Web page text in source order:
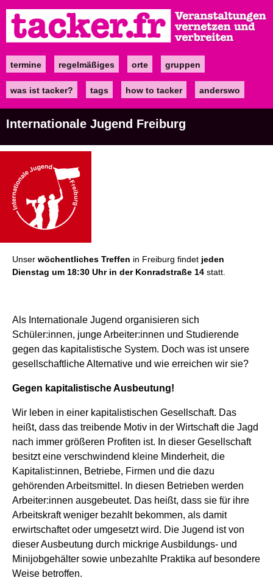
zum
Inhalt
Maintermine regelmäßiges orte gruppen
was ist tacker? tags how to tacker anderswo
Internationale Jugend Freiburg
Unser wöchentliches Treffen in Freiburg findet jeden
Dienstag um 18:30 Uhr in der Konradstraße 14 statt.
Als Internationale Jugend organisieren sich
Schüler:innen, junge Arbeiter:innen und Studierende
gegen das kapitalistische System. Doch was ist unsere
gesellschaftliche Alternative und wie erreichen wir sie?
Gegen kapitalistische Ausbeutung!
Wir leben in einer kapitalistischen Gesellschaft. Das
heißt, dass das treibende Motiv in der Wirtschaft die Jagd
nach immer größeren Profiten ist. In dieser Gesellschaft
besitzt eine verschwindend kleine Minderheit, die
Kapitalist:innen, Betriebe, Firmen und die dazu
gehörenden Arbeitsmittel. In diesen Betrieben werden
Arbeiter:innen ausgebeutet. Das heißt, dass sie für ihre
Arbeitskraft weniger bezahlt bekommen, als damit
erwirtschaftet oder umgesetzt wird. Die Jugend ist von
dieser Ausbeutung durch mickrige Ausbildungs- und
Minijobgehälter sowie unbezahlte Praktika auf besondere
Weise betroffen.